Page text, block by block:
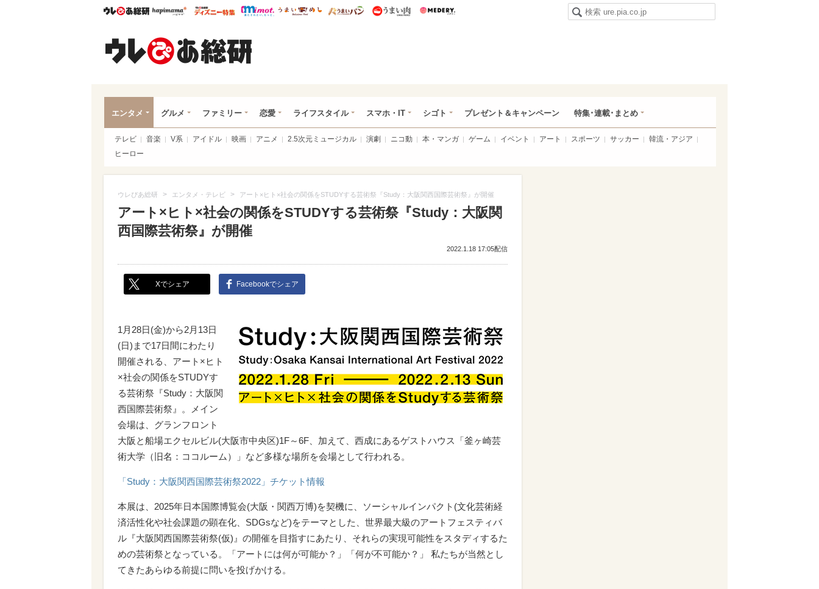
ウレぴあ総研ハピママ* ウレぴあ総研 ディズニー特集
mimot. うまいめし うまいパン うまい肉
エンタメ グルメ ファミリー 恋愛 ライフスタイル スマホ・IT シゴト プレゼント＆キャンペーン 特集･連載･まとめ
テレビ 音楽 V系 アイドル 映画 アニメ 2.5次元ミュージカル 演劇 ニコ動 本・マンガ ゲーム イベント アート スポーツ サッカー
韓流・アジア
ヒーロー
ウレぴあ総研 > エンタメ・テレビ > アート×ヒト×社会の関係をSTUDYする芸術祭『Study：大阪関西国際芸術祭』が開催
アート×ヒト×社会の関係をSTUDYする芸術祭『Study：大阪関
西国際芸術祭』が開催
2022.1.18 17:05配信
Xでシェア Facebookでシェア
1月28日(金)から2月13日
(日)まで17日間にわたり
開催される、アート×ヒト
×社会の関係をSTUDYす
る芸術祭『Study：大阪関
西国際芸術祭』。メイン
会場は、グランフロント
大阪と船場エクセルビル(大阪市中央区)1F～6F、加えて、西成にあるゲストハウス「釜ヶ崎芸
術大学（旧名：ココルーム）」など多様な場所を会場として行われる。
「Study：大阪関西国際芸術祭2022」チケット情報
本展は、2025年日本国際博覧会(大阪・関西万博)を契機に、ソーシャルインパクト(文化芸術経
済活性化や社会課題の顕在化、SDGsなど)をテーマとした、世界最大級のアートフェスティバ
ル『大阪関西国際芸術祭(仮)』の開催を目指すにあたり、それらの実現可能性をスタディするた
めの芸術祭となっている。「アートには何が可能か？」「何が不可能か？」 私たちが当然とし
てきたあらゆる前提に問いを投げかける。